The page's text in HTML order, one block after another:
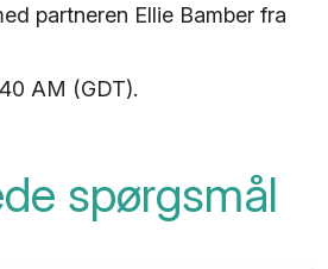
partneren Ellie Bamber fra
AM (GDT).
spørgsmål